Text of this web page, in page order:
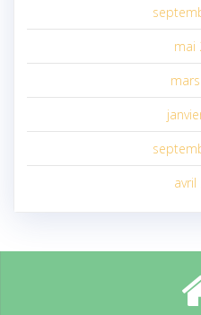
mai
avril